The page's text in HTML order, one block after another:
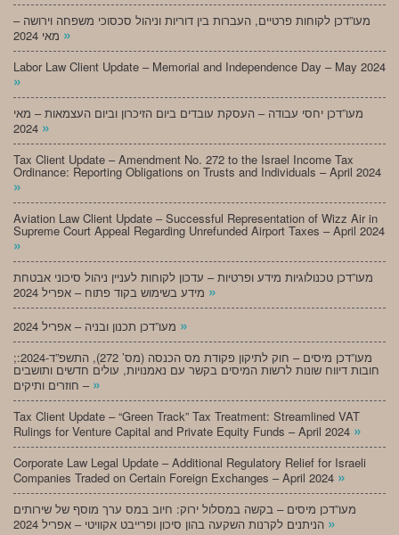
מעו”דכן לקוחות פרטיים, העברות בין דוריות וניהול סכסוכי משפחה וירושה –
»
Labor Law Client Update – Memorial and Independence Day – May 2024
»
מעו”דכן יחסי עבודה – העסקת עובדים ביום הזיכרון וביום העצמאות – מאי
»
Tax Client Update – Amendment No. 272 to the Israel Income Tax
Ordinance: Reporting Obligations on Trusts and Individuals – April 2024
»
Aviation Law Client Update – Successful Representation of Wizz Air in
Supreme Court Appeal Regarding Unrefunded Airport Taxes – April 2024
»
מעו”דכן טכנולוגיות מידע ופרטיות – עדכון לקוחות לעניין ניהול סיכוני אבטחת
»
»
;מעו”דכן מיסים – חוק לתיקון פקודת מס הכנסה (מס’ 272), התשפ”ד-2024:
חובות דיווח שונות לרשות המיסים בקשר עם נאמנויות, עולים חדשים ותושבים
חוזרים ותיקים – »
Tax Client Update – “Green Track” Tax Treatment: Streamlined VAT
Rulings for Venture Capital and Private Equity Funds – April 2024 »
Corporate Law Legal Update – Additional Regulatory Relief for Israeli
Companies Traded on Certain Foreign Exchanges – April 2024 »
מעו”דכן מיסים – בקשה במסלול ירוק: חיוב במס ערך מוסף של שירותים
»